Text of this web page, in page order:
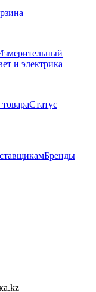
и электрика
Статус
Бренды